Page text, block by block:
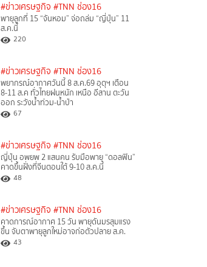
#ข่าวเศรษฐกิจ #TNN ช่อง16
พายุลูกที่ 15 “จันหอม” จ่อถล่ม “ญี่ปุ่น” 11
ส.ค.นี้
220
#ข่าวเศรษฐกิจ #TNN ช่อง16
พยากรณ์อากาศวันนี้ 8 ส.ค.69 อุตุฯ เตือน
8-11 ส.ค ทั่วไทยฝนหนัก เหนือ อีสาน ตะวัน
ออก ระวังน้ำท่วม-น้ำป่า
67
#ข่าวเศรษฐกิจ #TNN ช่อง16
ญี่ปุ่น อพยพ 2 แสนคน รับมือพายุ “ดอลฟิน”
คาดขึ้นฝั่งที่จีนตอนใต้ 9-10 ส.ค.นี้
48
#ข่าวเศรษฐกิจ #TNN ช่อง16
คาดการณ์อากาศ 15 วัน พายุดันมรสุมแรง
ขึ้น จับตาพายุลูกใหม่อาจก่อตัวปลาย ส.ค.
43